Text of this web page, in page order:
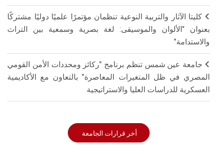
كليتا الآثار والتربية النوعية تنظمان مؤتمرًا علميًا دوليًا مشتركًا
بعنوان "الألوان والموسيقى: لغة بصرية وسمعية بين التراث
والاستدامة"
جامعة عين شمس تنظم برنامج "ركائز ومحددات الأمن القومي
المصري في ظل المتغيرات المعاصرة" بالتعاون مع الأكاديمية
العسكرية للدراسات العليا والاستراتيجية
أخر قرارات الجامعة